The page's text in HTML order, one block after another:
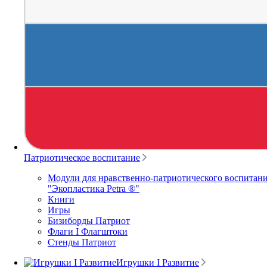
Патриотическое воспитание
Модули для нравственно-патриотического
"Экопластика Petra ®"
Книги
Игры
Бизиборды Патриот
Флаги I Флагштоки
Стенды Патриот
Игрушки I Развитие